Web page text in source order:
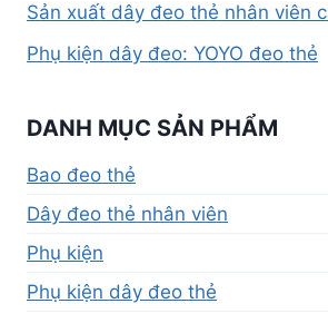
Sản xuất dây đeo thẻ nhân viên
Phụ kiện dây đeo: YOYO đeo thẻ
DANH MỤC SẢN PHẨM
Bao đeo thẻ
Dây đeo thẻ nhân viên
Phụ kiện
Phụ kiện dây đeo thẻ